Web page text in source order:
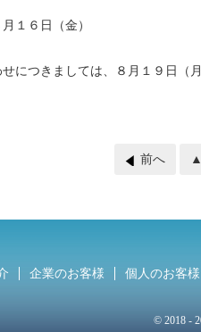
１６日（金）
につきましては、８月１９日（
前へ
企業のお客様 個人のお客様
© 2018 -